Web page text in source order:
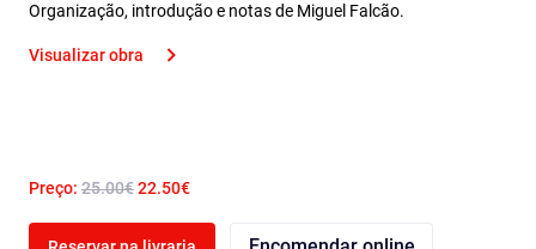
Organização, introdução e notas de Miguel Falcão.
Visualizar obra
Preço: 25.00€22.50€